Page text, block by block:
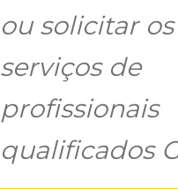
ou solicitar os
serviços de
profissionais
qualificados